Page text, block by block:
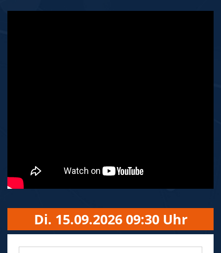
Di. 15.09.2026 09:30 Uhr